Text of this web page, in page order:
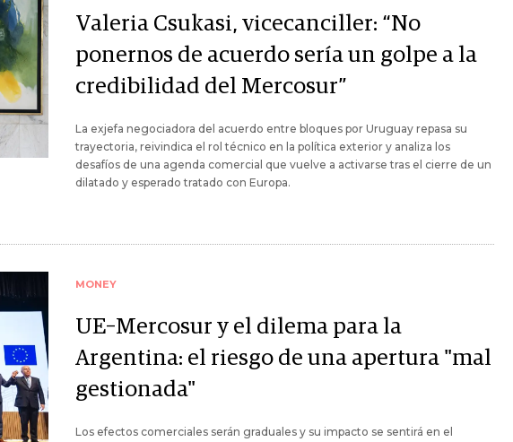
Valeria Csukasi, vicecanciller: “No
ponernos de acuerdo sería un golpe a la
credibilidad del Mercosur”
La exjefa negociadora del acuerdo entre bloques por Uruguay repasa su
trayectoria, reivindica el rol técnico en la política exterior y analiza los
desafíos de una agenda comercial que vuelve a activarse tras el cierre de un
dilatado y esperado tratado con Europa.
MONEY
UE–Mercosur y el dilema para la
Argentina: el riesgo de una apertura "mal
gestionada"
Los efectos comerciales serán graduales y su impacto se sentirá en el